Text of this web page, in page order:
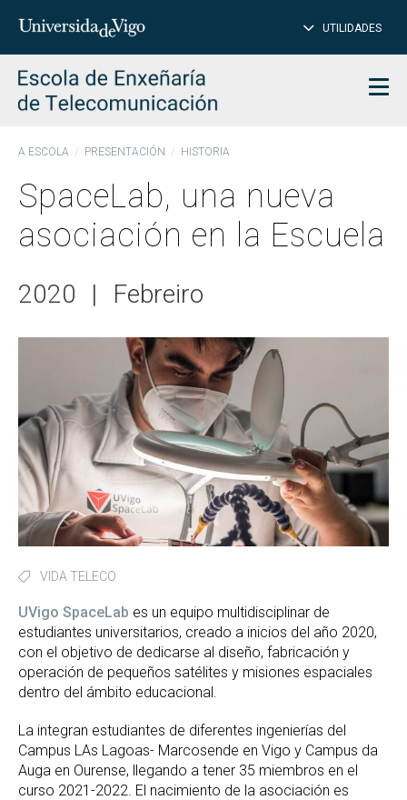
Insertar
para
buscar
UTILIDADES
A ESCOLA PRESENTACIÓN HISTORIA
SpaceLab, una nueva
asociación en la Escuela
2020 | Febreiro
VIDA TELECO
UVigo SpaceLab es un equipo multidisciplinar de
estudiantes universitarios, creado a inicios del año 2020,
con el objetivo de dedicarse al diseño, fabricación y
operación de pequeños satélites y misiones espaciales
dentro del ámbito educacional.
La integran estudiantes de diferentes ingenierías del
Campus LAs Lagoas- Marcosende en Vigo y Campus da
Auga en Ourense, llegando a tener 35 miembros en el
curso 2021-2022. El nacimiento de la asociación es